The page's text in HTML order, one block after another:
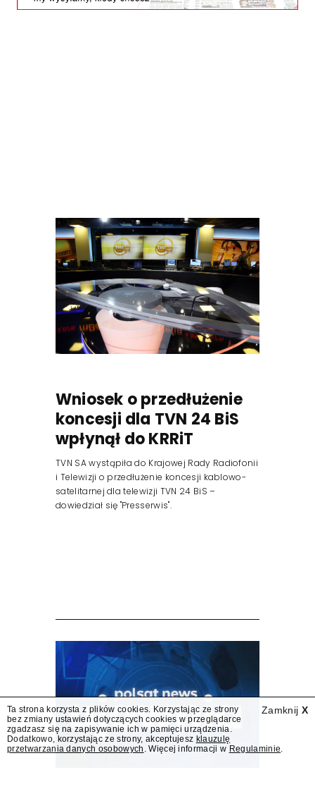
koncesji dla TVN 24 BiS
wpłynął do KRRiT
TVN SA wystąpiła do Krajowej Rady Radiofonii
i Telewizji o przedłużenie koncesji kablowo-
satelitarnej dla telewizji TVN 24 BiS –
dowiedział się "Presserwis".
Zamknij X
Ta strona korzysta z plików cookies. Korzystając ze strony
bez zmiany ustawień dotyczących cookies w przeglądarce
zgadzasz się na zapisywanie ich w pamięci urządzenia.
Dodatkowo, korzystając ze strony, akceptujesz klauzulę
przetwarzania danych osobowych . Więcej informacji w Regulaminie.